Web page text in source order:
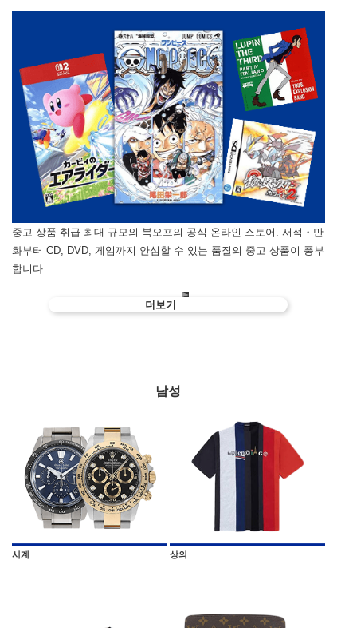
중고 상품 취급 최대 규모의 북오프의 공식 온라인 스토어. 서적・만
화부터 CD, DVD, 게임까지 안심할 수 있는 품질의 중고 상품이 풍부
합니다.
더보기
남성
시계 상의